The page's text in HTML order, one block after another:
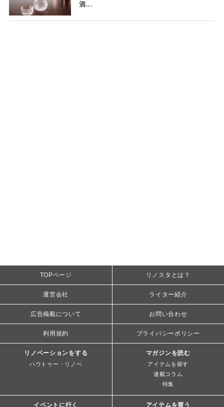
酒...
TOPページ リノスタとは？
運営会社 ライター紹介
広告掲載について お問い合わせ
利用規約 プライバシーポリシー
リノベーションをする
ハウトゥー・リノベ
マガジンを読む
アイテムを探す
連載コラム
特集
イベントに行く アイテムを買う